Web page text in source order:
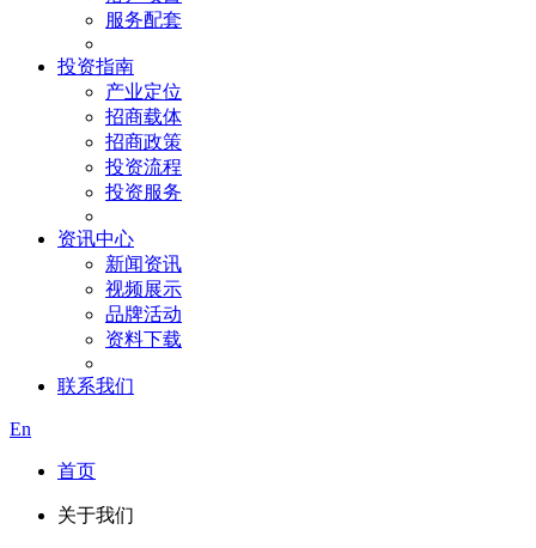
服务配套
投资指南
产业定位
招商载体
招商政策
投资流程
投资服务
资讯中心
新闻资讯
视频展示
品牌活动
资料下载
联系我们
En
首页
关于我们